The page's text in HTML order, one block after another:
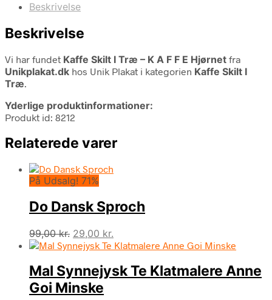
Beskrivelse
Beskrivelse
Vi har fundet Kaffe Skilt I Træ – K A F F E Hjørnet fra
Unikplakat.dk hos Unik Plakat i kategorien Kaffe Skilt I
Træ.
Yderlige produktinformationer:
Produkt id: 8212
Relaterede varer
På Udsalg! 71%
Do Dansk Sproch
99,00kr. Den
oprindelige
var:
99,00 kr..
29,00 kr.
aktuelle
er:
29,00 kr..
Mal Synnejysk Te Klatmalere Anne
Goi Minske